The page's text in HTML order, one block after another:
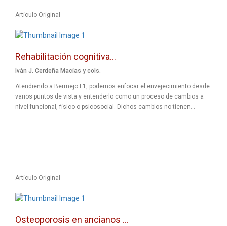
Artículo Original
Rehabilitación cognitiva...
Iván J. Cerdeña Macías y cols.
Atendiendo a Bermejo L1, podemos enfocar el envejecimiento desde
varios puntos de vista y entenderlo como un proceso de cambios a
nivel funcional, físico o psicosocial. Dichos cambios no tienen...
Artículo Original
Osteoporosis en ancianos ...